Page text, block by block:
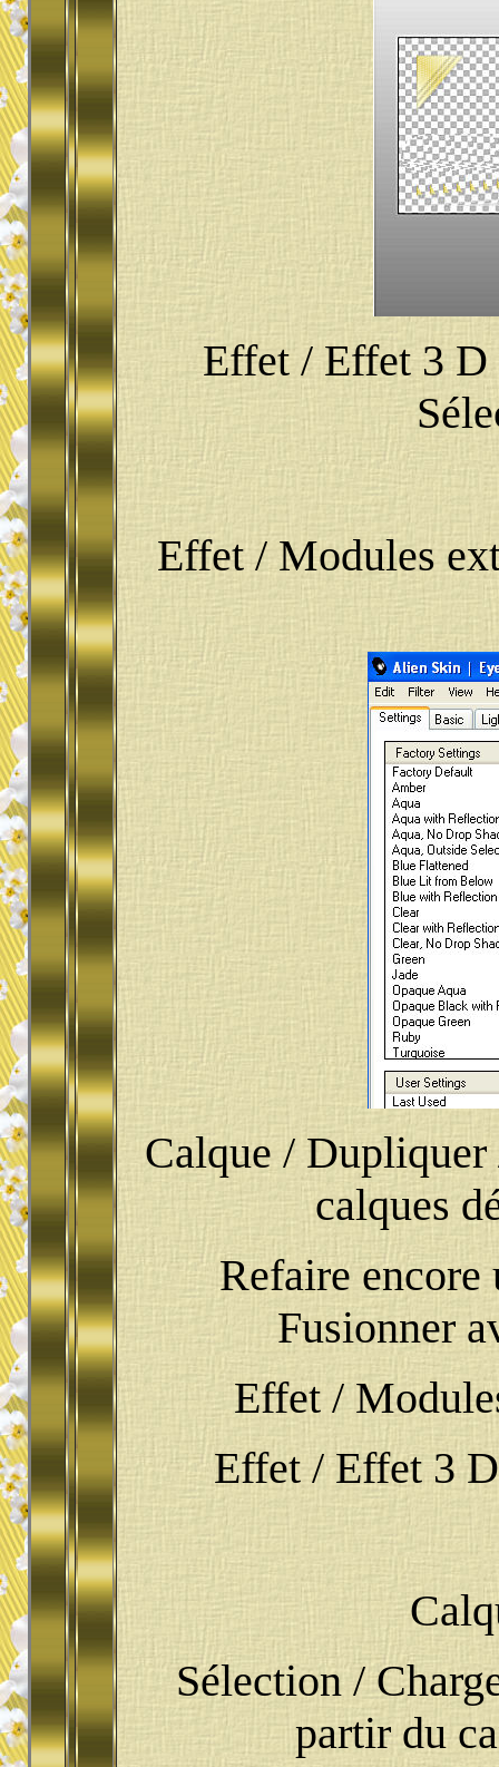
Effet / Effet 3
Effet / Modules
Calque / Dupliquer
calques
Refaire
Fusionner
Effet /
Effet / Effet 3
Sélection /
partir du